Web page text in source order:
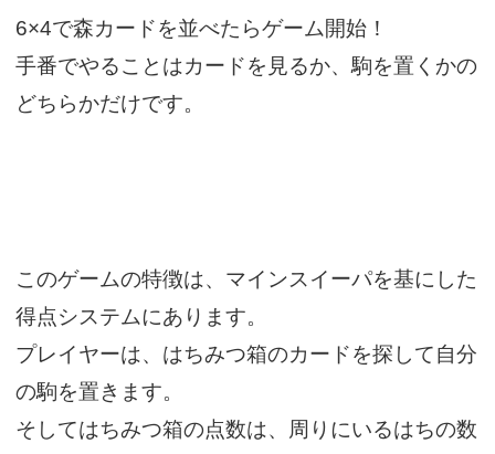
6×4で森カードを並べたらゲーム開始！
手番でやることはカードを見るか、駒を置くかの
どちらかだけです。
このゲームの特徴は、マインスイーパを基にした
得点システムにあります。
プレイヤーは、はちみつ箱のカードを探して自分
の駒を置きます。
そしてはちみつ箱の点数は、周りにいるはちの数